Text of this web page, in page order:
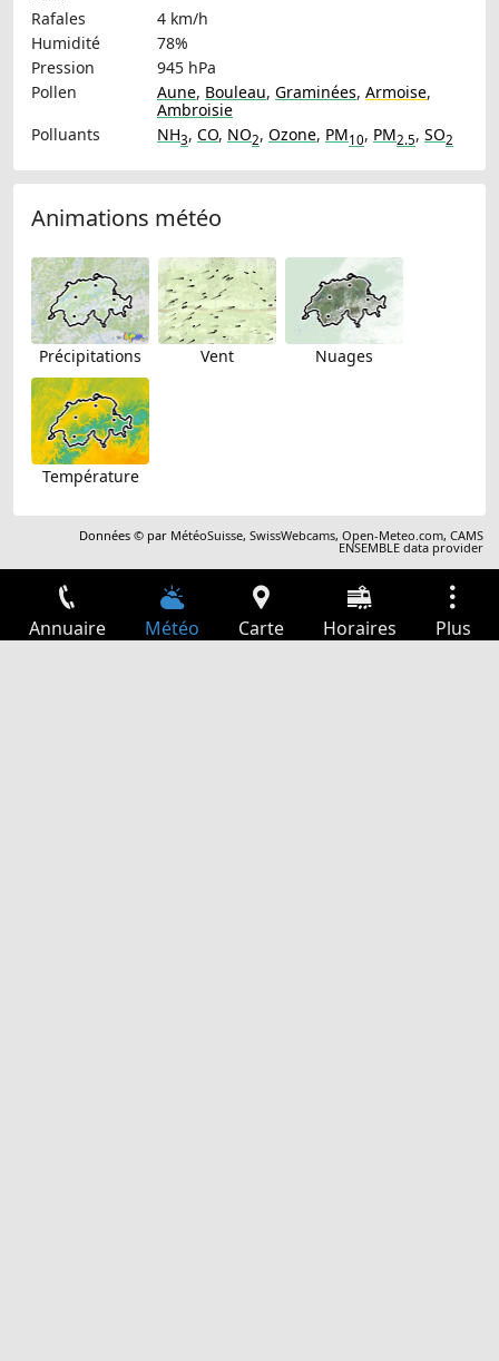
Rafales
4 km/h
Humidité
78%
Pression
945 hPa
Pollen
Aune, Bouleau, Graminées, Armoise,
Ambroisie
Polluants
NH3, CO, NO2, Ozone, PM10, PM2.5, SO2
Animations météo
Précipitations Vent Nuages
Température
Données © par MétéoSuisse,SwissWebcams,Open-Meteo.com,CAMS
ENSEMBLE data provider
Annuaire Météo Carte Horaires Plus